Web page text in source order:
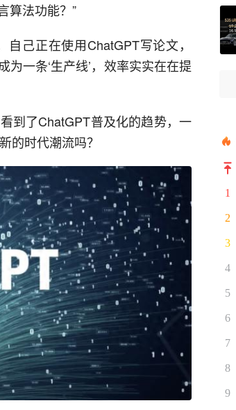
算法功能？”
己正在使用ChatGPT写论文，
为一条‘生产线’，效率实实在在提
到了ChatGPT普及化的趋势，一
的时代潮流吗？
1
2
3
4
5
6
7
8
9